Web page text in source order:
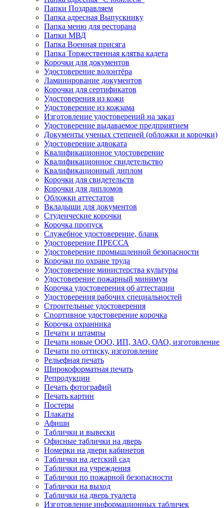
Папки Поздравляем
Папка адресная Выпускнику
Папка меню для ресторана
Папки МВД
Папка Военная присяга
Папка Торжественная клятва кадета
Корочки для документов
Удостоверение волонтёра
Ламинирование документов
Корочки для сертификатов
Удостоверения из кожи
Удостоверение из кожзама
Изготовление удостоверений на заказ
Удостоверение выдаваемое предприятием
Документы ученых степеней (обложки и корочки)
Удостоверение адвоката
Квалификационное удостоверение
Квалификационное свидетельство
Квалификационный диплом
Корочки для свидетельств
Корочки для дипломов
Обложки аттестатов
Вкладыши для документов
Студенческие корочки
Корочка пропуск
Служебное удостоверение, бланк
Удостоверение ПРЕССА
Удостоверение промышленной безопасности
Корочки по охране труда
Удостоверение министерства культуры
Удостоверение пожарный минимум
Корочка удостоверения об аттестации
Удостоверения рабочих специальностей
Строительные удостоверения
Спортивное удостоверение корочка
Корочка охранника
Печати и штампы
Печати новые ООО, ИП, ЗАО, ОАО, изготовление
Печати по оттиску, изготовление
Рельефная печать
Широкоформатная печать
Репродукции
Печать фотографий
Печать картин
Постеры
Плакаты
Афиши
Таблички и вывески
Офисные таблички на дверь
Номерки на двери кабинетов
Таблички на детский сад
Таблички на учреждения
Таблички по пожарной безопасности
Таблички на выход
Таблички на дверь туалета
Изготовление информационных табличек